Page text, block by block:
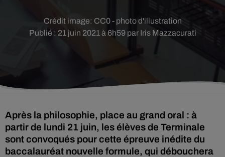
Publié : 21 juin 2021 à 6h59 par Iris Mazzacurati
Crédit image: CC0 - photo d'illustration
Après la philosophie, place au grand oral : à
partir de lundi 21 juin, les élèves de Terminale
sont convoqués pour cette épreuve inédite du
baccalauréat nouvelle formule, qui débouchera